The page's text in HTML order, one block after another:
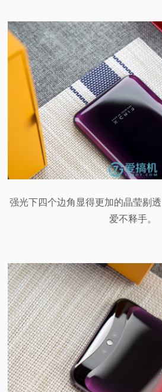
强光下四个边角显得更加的晶莹剔
爱不释手。